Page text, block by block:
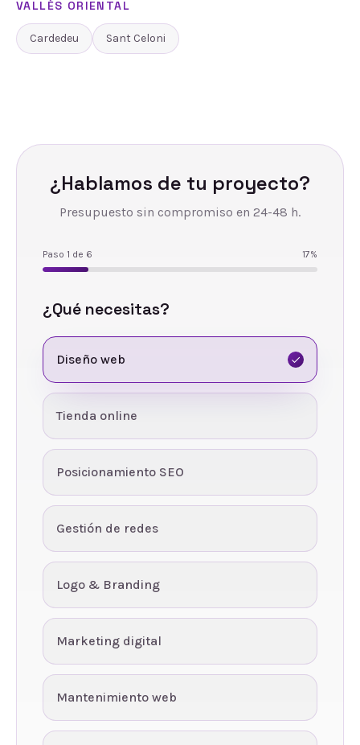
VALLÈS ORIENTAL
Cardedeu Sant Celoni
¿Hablamos de tu proyecto?
Presupuesto sin compromiso en 24-48 h.
Paso 1 de 6 17%
¿Qué necesitas?
Diseño web
Tienda online
Posicionamiento SEO
Gestión de redes
Logo & Branding
Marketing digital
Mantenimiento web